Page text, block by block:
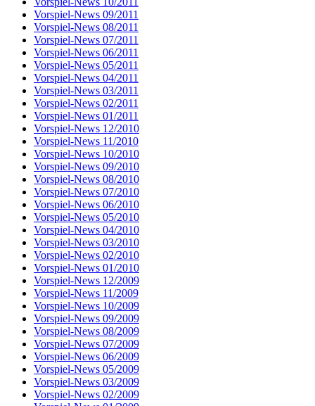
Vorspiel-News 09/2011
Vorspiel-News 08/2011
Vorspiel-News 07/2011
Vorspiel-News 06/2011
Vorspiel-News 05/2011
Vorspiel-News 04/2011
Vorspiel-News 03/2011
Vorspiel-News 02/2011
Vorspiel-News 01/2011
Vorspiel-News 12/2010
Vorspiel-News 11/2010
Vorspiel-News 10/2010
Vorspiel-News 09/2010
Vorspiel-News 08/2010
Vorspiel-News 07/2010
Vorspiel-News 06/2010
Vorspiel-News 05/2010
Vorspiel-News 04/2010
Vorspiel-News 03/2010
Vorspiel-News 02/2010
Vorspiel-News 01/2010
Vorspiel-News 12/2009
Vorspiel-News 11/2009
Vorspiel-News 10/2009
Vorspiel-News 09/2009
Vorspiel-News 08/2009
Vorspiel-News 07/2009
Vorspiel-News 06/2009
Vorspiel-News 05/2009
Vorspiel-News 03/2009
Vorspiel-News 02/2009